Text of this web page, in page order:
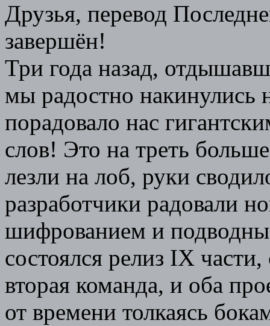
Друзья, перевод
завершён!
Три года назад,
мы радостно накинулись
порадовало нас
слов! Это на треть
лезли на лоб, руки
разработчики радовали
шифрованием и
состоялся релиз IX
вторая команда, и оба
от времени толкаясь